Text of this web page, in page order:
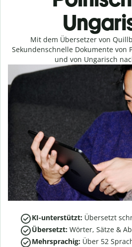
Mit dem Übersetzer von
Sekundenschnelle Dokumente von
und von Ungarisch
KI-unterstützt: Übersetzt
Übersetzt: Wörter, Sätze &
Mehrsprachig: Über 52